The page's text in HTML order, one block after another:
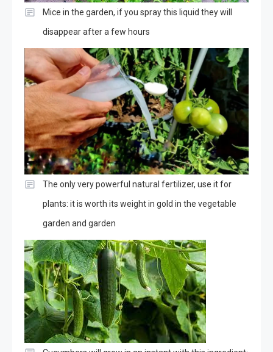
Mice in the garden, if you spray this liquid they will
disappear after a few hours
The only very powerful natural fertilizer, use it for
plants: it is worth its weight in gold in the vegetable
garden and garden